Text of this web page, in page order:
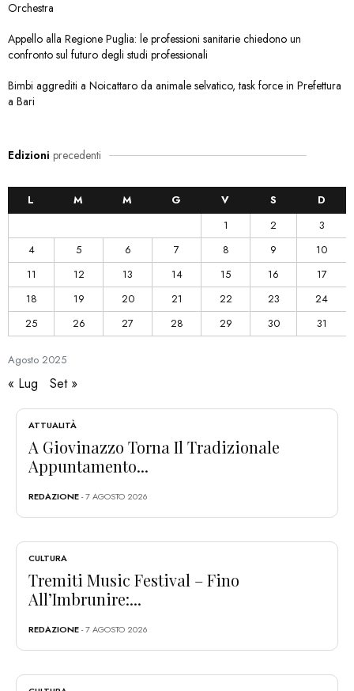
Orchestra
Appello alla Regione Puglia: le professioni sanitarie chiedono un
confronto sul futuro degli studi professionali
Bimbi aggrediti a Noicattaro da animale selvatico, task force in Prefettura
a Bari
Edizioni precedenti
Agosto 2025
L M M G V S
D
1
2
3
4
5 6 7 8 9
10
11
12 13 14 15 16
17
18
19 20 21 22 23
24
25
26 27 28 29 30 31
« Lug Set »
ATTUALITÀ
A Giovinazzo Torna Il Tradizionale
Appuntamento...
REDAZIONE- 7 AGOSTO 2026
CULTURA
Tremiti Music Festival – Fino
All’Imbrunire:...
REDAZIONE- 7 AGOSTO 2026